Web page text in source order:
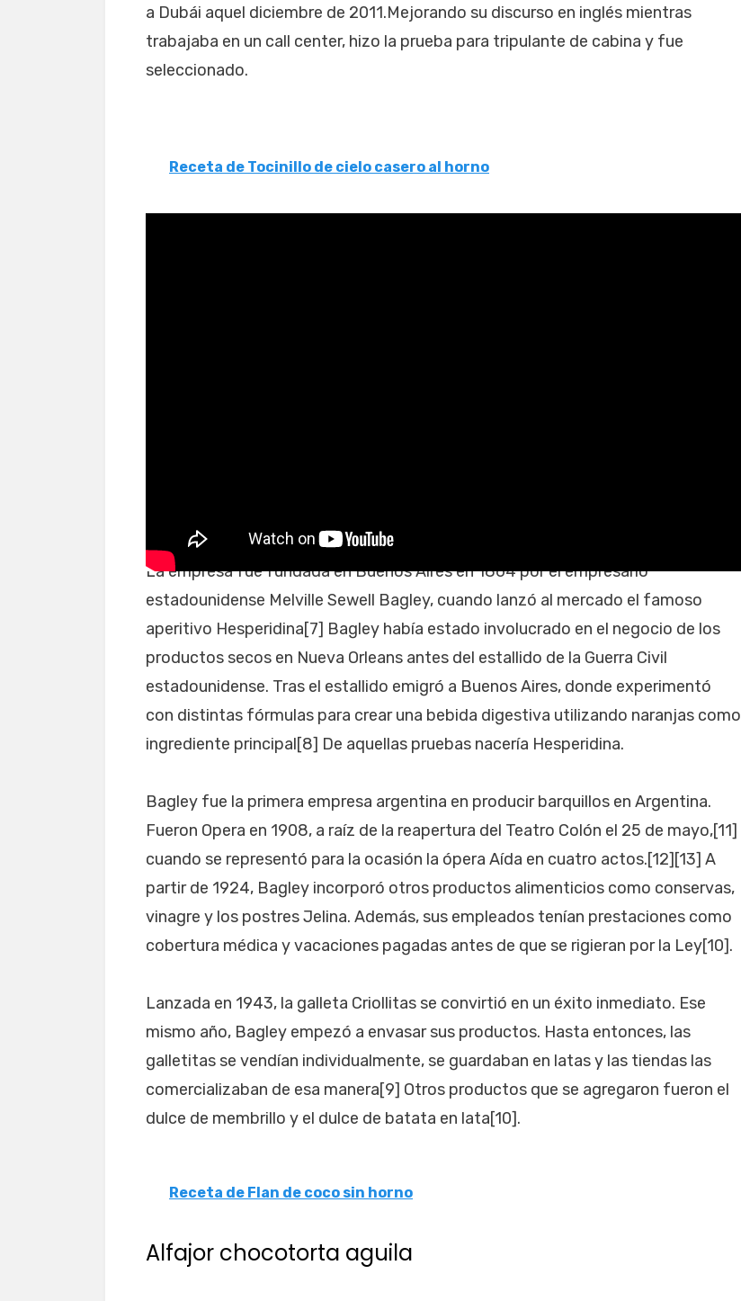
a Dubái aquel diciembre de 2011.Mejorando su discurso en inglés mientras
trabajaba en un call center, hizo la prueba para tripulante de cabina y fue
seleccionado.
Receta de Tocinillo de cielo casero al horno
La empresa fue fundada en Buenos Aires en 1864 por el empresario
estadounidense Melville Sewell Bagley, cuando lanzó al mercado el famoso
aperitivo Hesperidina[7] Bagley había estado involucrado en el negocio de los
productos secos en Nueva Orleans antes del estallido de la Guerra Civil
estadounidense. Tras el estallido emigró a Buenos Aires, donde experimentó
con distintas fórmulas para crear una bebida digestiva utilizando naranjas como
ingrediente principal[8] De aquellas pruebas nacería Hesperidina.
Bagley fue la primera empresa argentina en producir barquillos en Argentina.
Fueron Opera en 1908, a raíz de la reapertura del Teatro Colón el 25 de mayo,[11]
cuando se representó para la ocasión la ópera Aída en cuatro actos.[12][13] A
partir de 1924, Bagley incorporó otros productos alimenticios como conservas,
vinagre y los postres Jelina. Además, sus empleados tenían prestaciones como
cobertura médica y vacaciones pagadas antes de que se rigieran por la Ley[10].
Lanzada en 1943, la galleta Criollitas se convirtió en un éxito inmediato. Ese
mismo año, Bagley empezó a envasar sus productos. Hasta entonces, las
galletitas se vendían individualmente, se guardaban en latas y las tiendas las
comercializaban de esa manera[9] Otros productos que se agregaron fueron el
dulce de membrillo y el dulce de batata en lata[10].
Receta de Flan de coco sin horno
Alfajor chocotorta aguila